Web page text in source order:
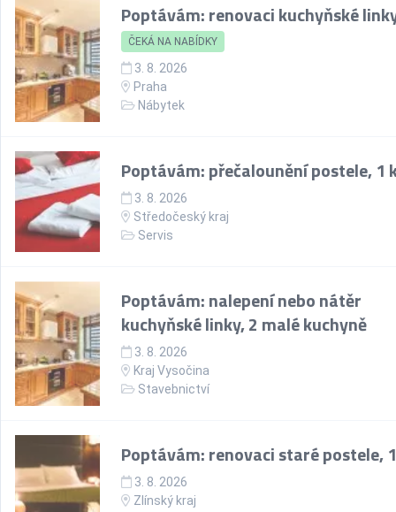
Poptávám: renovaci kuchyňské
ČEKÁ NA NABÍDKY
3. 8. 2026
Praha
Nábytek
Poptávám: přečalounění postele, 1
3. 8. 2026
Středočeský kraj
Servis
Poptávám: nalepení nebo nátěr
kuchyňské linky, 2 malé kuchyně
3. 8. 2026
Kraj Vysočina
Stavebnictví
Poptávám: renovaci staré postele,
3. 8. 2026
Zlínský kraj